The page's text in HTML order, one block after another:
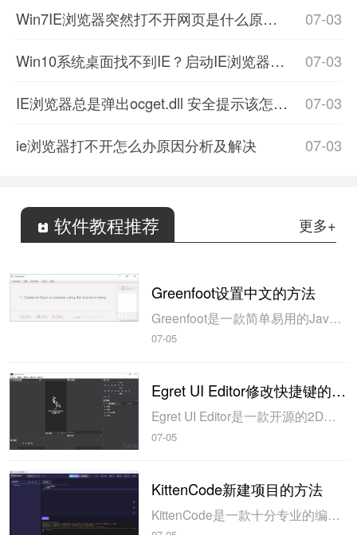
07-03
Win7IE浏览器突然打不开网页是什么原因？怎么解决Win7IE浏览器打不开网页的办法？
07-03
Win10系统桌面找不到IE？启动IE浏览器有哪些方法？
07-03
IE浏览器总是弹出ocget.dll 安全提示该怎么办?
07-03
ie浏览器打不开怎么办原因分析及解决
软件教程推荐 更多+
Greenfoot设置中文的方法
Greenfoot是一款简单易用的Java开发环境，该软件界面清爽简约，既可以作为一个开发框使用，也能够作为集成开发环境使用，操作起来十分简单。这款软件支持多种语言，但是默认的语言是英文，因此将该软件下载到电脑上的时候，会发现软件的界面语言是英文版本的，这对于英语基础较差的朋友来说，使用这款软件就会...
07-05
Egret UI Editor修改快捷键的方法
Egret UI Editor是一款开源的2D游戏开发代码编辑软件，其主要功能是针对Egret项目中的Exml皮肤文件进行可视化编辑，功能十分强大。我们在使用这款软件的过程中，可以将一些常用操作设置快捷键，这样就可以简化编程，从而提高代码编辑的工作效率。但是这款软件在日常生活中使用得不多，并且专业性...
07-05
KittenCode新建项目的方法
KittenCode是一款十分专业的编程软件，该软件给用户提供了可视化的操作界面，支持Python语言的编程开发以及第三方库管理，并且提供了很多实用的工具，功能十分强大。我们在使用这款软件进行编程开发的过程中，最基本、最常做的操作就是新建项目，因此我们很有必要掌握新建项目的方法。但是这款软件的专业性...